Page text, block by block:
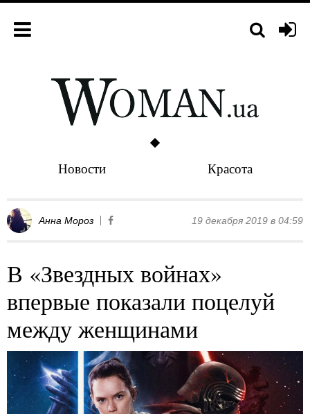
Новости Красота
Анна Мороз 19 декабря 2019 в 04:59
В «Звездных войнах»
впервые показали поцелуй
между женщинами